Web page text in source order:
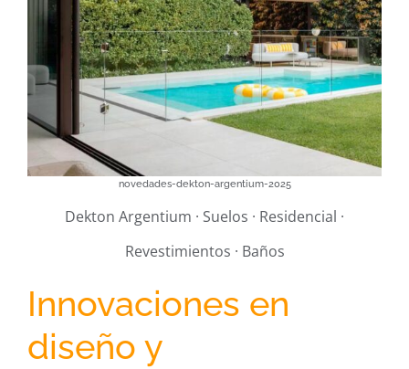
novedades-dekton-argentium-2025
Dekton Argentium · Suelos · Residencial ·
Revestimientos · Baños
Innovaciones en
diseño y